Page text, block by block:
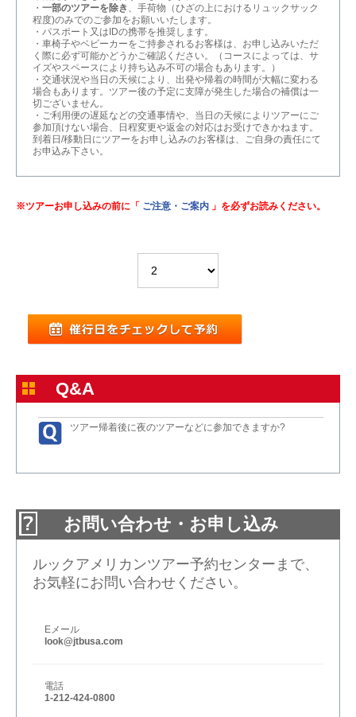
・ 一部のツアーを除き 、手荷物（ひざの上におけるリュックサック
程度)のみでのご参加をお願いいたします。
・パスポート又はIDの携帯を推奨します。
・車椅子やベビーカーをご持参されるお客様は、お申し込みいただ
く際に必ず可能かどうかご確認ください。（コースによっては、サ
イズやスペースにより持ち込み不可の場合もあります。）
・交通状況や当日の天候により、出発や帰着の時間が大幅に変わる
場合もあります。ツアー後の予定に支障が発生した場合の補償は一
切ございません。
・ご利用便の遅延などの交通事情や、当日の天候によりツアーにご
参加頂けない場合、日程変更や返金の対応はお受けできかねます。
到着日/移動日にツアーをお申し込みのお客様は、ご自身の責任にて
お申込み下さい。
※ツアーお申し込みの前に「 ご注意・ご案内 」を必ずお読みください。
Q&A
ツアー帰着後に夜のツアーなどに参加できますか?
お問い合わせ・お申し込み
ルックアメリカンツアー予約センターまで、
お気軽にお問い合わせください。
Eメール
look@jtbusa.com
電話
1-212-424-0800